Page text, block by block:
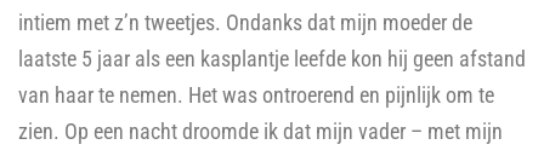
intiem met z’n tweetjes. Ondanks dat mijn moeder de
laatste 5 jaar als een kasplantje leefde kon hij geen afstand
van haar te nemen. Het was ontroerend en pijnlijk om te
zien. Op een nacht droomde ik dat mijn vader – met mijn